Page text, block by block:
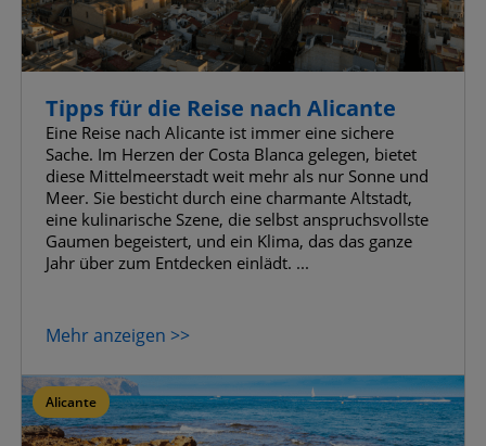
Tipps für die Reise nach Alicante
Eine Reise nach Alicante ist immer eine sichere
Sache. Im Herzen der Costa Blanca gelegen, bietet
diese Mittelmeerstadt weit mehr als nur Sonne und
Meer. Sie besticht durch eine charmante Altstadt,
eine kulinarische Szene, die selbst anspruchsvollste
Gaumen begeistert, und ein Klima, das das ganze
Jahr über zum Entdecken einlädt. ...
Mehr anzeigen >>
Alicante